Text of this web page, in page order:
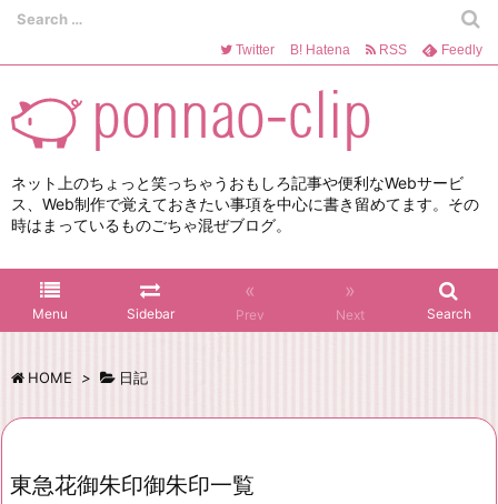
ネット上のちょっと笑っちゃうおもしろ記事や便利なWebサービ
ス、Web制作で覚えておきたい事項を中心に書き留めてます。その
時はまっているものごちゃ混ぜブログ。
Menu Sidebar
«
Prev
»
Next Search
Twitter B! Hatena RSS Feedly
HOME > 日記
東急花御朱印御朱印一覧